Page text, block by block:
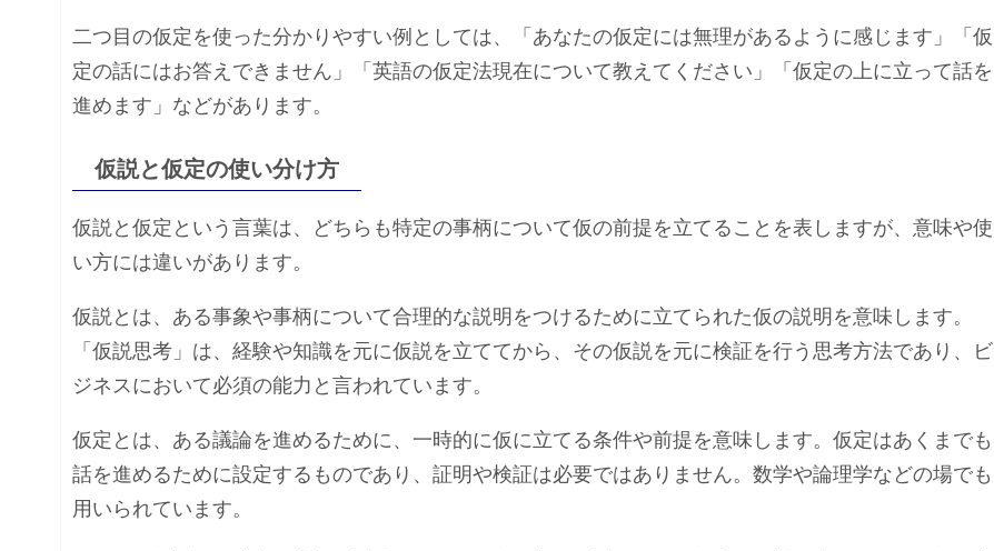
二つ目の仮定を使った分かりやすい例としては、「あなたの仮定には無理があるように感じます」「仮
定の話にはお答えできません」「英語の仮定法現在について教えてください」「仮定の上に立って話を
進めます」などがあります。
仮説と仮定の使い分け方
仮説と仮定という言葉は、どちらも特定の事柄について仮の前提を立てることを表しますが、意味や使
い方には違いがあります。
仮説とは、ある事象や事柄について合理的な説明をつけるために立てられた仮の説明を意味します。
「仮説思考」は、経験や知識を元に仮説を立ててから、その仮説を元に検証を行う思考方法であり、ビ
ジネスにおいて必須の能力と言われています。
仮定とは、ある議論を進めるために、一時的に仮に立てる条件や前提を意味します。仮定はあくまでも
話を進めるために設定するものであり、証明や検証は必要ではありません。数学や論理学などの場でも
用いられています。